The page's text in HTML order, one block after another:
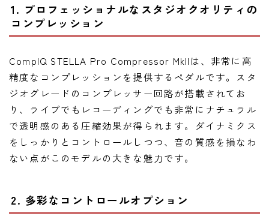
1. プロフェッショナルなスタジオクオリティの
コンプレッション
CompIQ STELLA Pro Compressor MkIIは、非常に高
精度なコンプレッションを提供するペダルです。スタ
ジオグレードのコンプレッサー回路が搭載されてお
り、ライブでもレコーディングでも非常にナチュラル
で透明感のある圧縮効果が得られます。ダイナミクス
をしっかりとコントロールしつつ、音の質感を損なわ
ない点がこのモデルの大きな魅力です。
2. 多彩なコントロールオプション